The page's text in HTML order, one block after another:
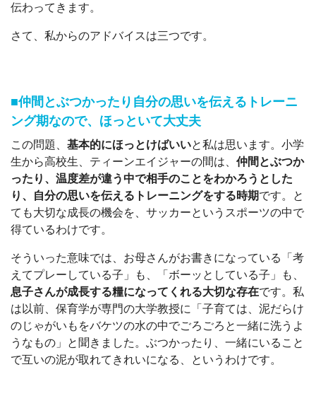
伝わってきます。
さて、私からのアドバイスは三つです。
■仲間とぶつかったり自分の思いを伝えるトレーニ
ング期なので、ほっといて大丈夫
この問題、 基本的にほっとけばいいと私は思います。小学
生から高校生、ティーンエイジャーの間は、 仲間とぶつか
ったり、温度差が違う中で相手のことをわかろうとした
り、自分の思いを伝えるトレーニングをする時期です。と
ても大切な成長の機会を、サッカーというスポーツの中で
得ているわけです。
そういった意味では、お母さんがお書きになっている「考
えてプレーしている子」も、「ボーッとしている子」も、
息子さんが成長する糧になってくれる大切な存在です。私
は以前、保育学が専門の大学教授に「子育ては、泥だらけ
のじゃがいもをバケツの水の中でごろごろと一緒に洗うよ
うなもの」と聞きました。ぶつかったり、一緒にいること
で互いの泥が取れてきれいになる、というわけです。